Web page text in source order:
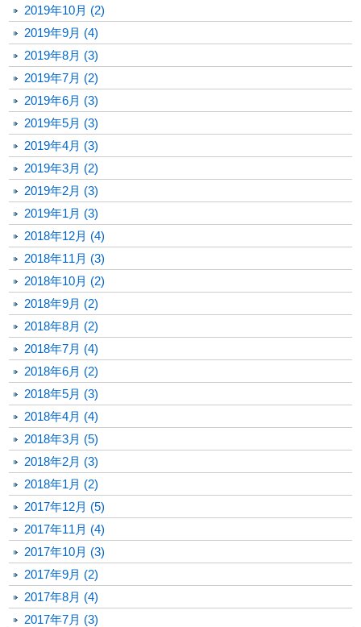
2019年10月 (2)
2019年9月 (4)
2019年8月 (3)
2019年7月 (2)
2019年6月 (3)
2019年5月 (3)
2019年4月 (3)
2019年3月 (2)
2019年2月 (3)
2019年1月 (3)
2018年12月 (4)
2018年11月 (3)
2018年10月 (2)
2018年9月 (2)
2018年8月 (2)
2018年7月 (4)
2018年6月 (2)
2018年5月 (3)
2018年4月 (4)
2018年3月 (5)
2018年2月 (3)
2018年1月 (2)
2017年12月 (5)
2017年11月 (4)
2017年10月 (3)
2017年9月 (2)
2017年8月 (4)
2017年7月 (3)